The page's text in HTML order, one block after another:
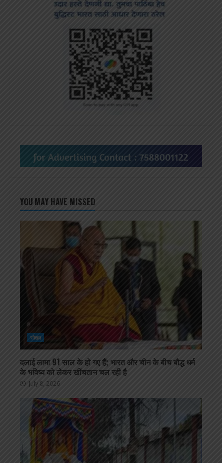
YOU MAY HAVE MISSED
सोशल
दलाई लामा 91 साल के हो गए हैं; भारत और चीन के बीच बौद्ध धर्म
के भविष्य को लेकर खींचतान चल रही है
July 8, 2026